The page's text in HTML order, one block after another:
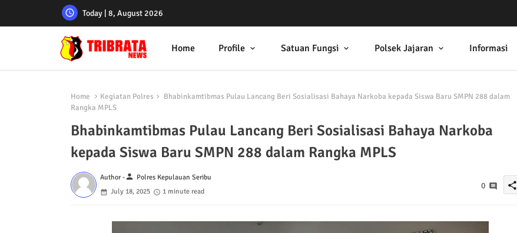
Today | 8, August 2026
Home Profile Satuan Fungsi Polsek Jajaran Informasi
Home Kegiatan Polres
Bhabinkamtibmas Pulau Lancang Beri Sosialisasi Bahaya Narkoba kepada Siswa Baru SMPN 288 dalam
Rangka MPLS
Bhabinkamtibmas Pulau Lancang Beri Sosialisasi Bahaya Narkoba
kepada Siswa Baru SMPN 288 dalam Rangka MPLS
Author -person Polres Kepulauan Seribu
July 18, 2025
1 minute read
0 share